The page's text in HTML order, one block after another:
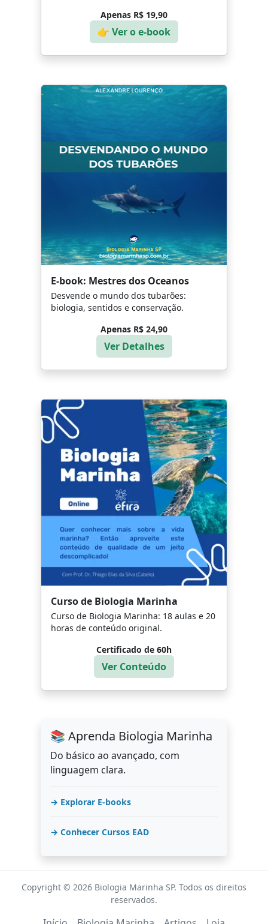
Apenas R$ 19,90
👉 Ver o e-book
E-book: Mestres dos Oceanos
Desvende o mundo dos tubarões:
biologia, sentidos e conservação.
Apenas R$ 24,90
Ver Detalhes
Curso de Biologia Marinha
Curso de Biologia Marinha: 18 aulas e 20
horas de conteúdo original.
Certificado de 60h
Ver Conteúdo
📚 Aprenda Biologia Marinha
Do básico ao avançado, com
linguagem clara.
→ Explorar E-books
→ Conhecer Cursos EAD
Copyright © 2026 Biologia Marinha SP. Todos os direitos
reservados.